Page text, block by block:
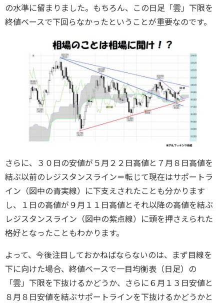
の水準に留まりました。もちろん、この日足「雲」下限を
終値ベースで下回らなかったということが重要なのです。
さらに、３０日の安値が５月２２日高値と７月８日高値を
結ぶ以前のレジスタンスライン＝転じて現在はサポートラ
イン（図中の青実線）に下支えされたことも分かります
し、１日の高値が９月１１日高値とそれ以降の高値を結ぶ
レジスタンスライン（図中の紫点線）に頭を押さえられた
格好となったこともわかります。
よって、今後注目しておかねばならないのは、まず目線を
下に向けた場合、終値ベースで一目均衡表（日足）の
「雲」下限を下抜けるかどうか、さらに６月１３日安値と
８月８日安値を結ぶサポートラインを下抜けるかどうかと